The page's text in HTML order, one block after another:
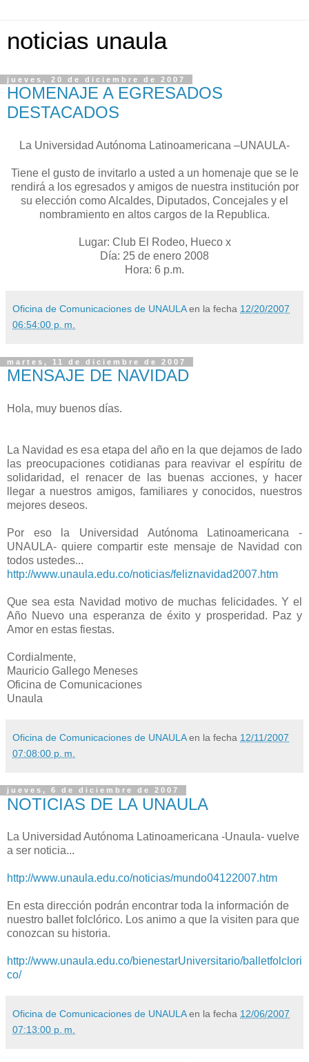
noticias unaula
jueves, 20 de diciembre de 2007
HOMENAJE A EGRESADOS
DESTACADOS
La Universidad Autónoma Latinoamericana –UNAULA-
Tiene el gusto de invitarlo a usted a un homenaje que se le
rendirá a los egresados y amigos de nuestra institución por
su elección como Alcaldes, Diputados, Concejales y el
nombramiento en altos cargos de la Republica.
Lugar: Club El Rodeo, Hueco x
Día: 25 de enero 2008
Hora: 6 p.m.
Oficina de Comunicaciones de UNAULA en la fecha 12/20/2007
06:54:00 p. m.
martes, 11 de diciembre de 2007
MENSAJE DE NAVIDAD
Hola, muy buenos días.
La Navidad es esa etapa del año en la que dejamos de lado
las preocupaciones cotidianas para reavivar el espíritu de
solidaridad, el renacer de las buenas acciones, y hacer
llegar a nuestros amigos, familiares y conocidos, nuestros
mejores deseos.
Por eso la Universidad Autónoma Latinoamericana -
UNAULA- quiere compartir este mensaje de Navidad con
todos ustedes...
http://www.unaula.edu.co/noticias/feliznavidad2007.htm
Que sea esta Navidad motivo de muchas felicidades. Y el
Año Nuevo una esperanza de éxito y prosperidad. Paz y
Amor en estas fiestas.
Cordialmente,
Mauricio Gallego Meneses
Oficina de Comunicaciones
Unaula
Oficina de Comunicaciones de UNAULA en la fecha 12/11/2007
07:08:00 p. m.
jueves, 6 de diciembre de 2007
NOTICIAS DE LA UNAULA
La Universidad Autónoma Latinoamericana -Unaula- vuelve
a ser noticia...
http://www.unaula.edu.co/noticias/mundo04122007.htm
En esta dirección podrán encontrar toda la información de
nuestro ballet folclórico. Los animo a que la visiten para que
conozcan su historia.
http://www.unaula.edu.co/bienestarUniversitario/balletfolclori
co/
Oficina de Comunicaciones de UNAULA en la fecha 12/06/2007
07:13:00 p. m.